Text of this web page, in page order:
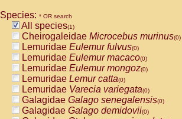
Species: * OR search
All species(1)
Cheirogaleidae Microcebus murinus(0)
Lemuridae Eulemur fulvus(0)
Lemuridae Eulemur macaco(0)
Lemuridae Eulemur mongoz(0)
Lemuridae Lemur catta(0)
Lemuridae Varecia variegata(0)
Galagidae Galago senegalensis(0)
Galagidae Galago demidovii(0)